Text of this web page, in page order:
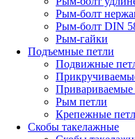
Рым-болт
Рым-болт DIN
Рым-гайки
Подъемные петли
Подвижные
Привариваемые
Рым петли
Крепежные
Скобы такелажные